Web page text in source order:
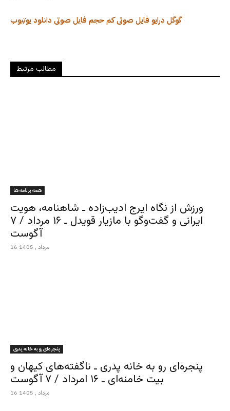
یوتیوب دانلود فایل صوتی فایل صوتی کم حجم گوگل درایو
مطالب مرتبط
همه برنامه ها
ورزش از نگاه ایرج ادیب‌زاده ـ شاهنامه، هویت
ایرانی و گفت‌وگو با مازیار قویدل ـ ۱۶ مرداد / ۷
آگوست
16 مرداد , 1405
پنجره‌ای رو به خانه پدری
پنجره‌ای رو به خانه پدری ـ ناگفته‌های کیهان و
بیت خامنه‌ای ـ ۱۶ امرداد / ۷ آگوست
16 مرداد , 1405